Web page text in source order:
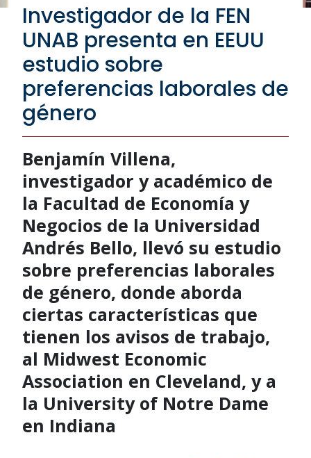
Investigador de la FEN
UNAB presenta en EEUU
estudio sobre
preferencias laborales de
género
Benjamín Villena,
investigador y académico de
la Facultad de Economía y
Negocios de la Universidad
Andrés Bello, llevó su estudio
sobre preferencias laborales
de género, donde aborda
ciertas características que
tienen los avisos de trabajo,
al Midwest Economic
Association en Cleveland, y a
la University of Notre Dame
en Indiana